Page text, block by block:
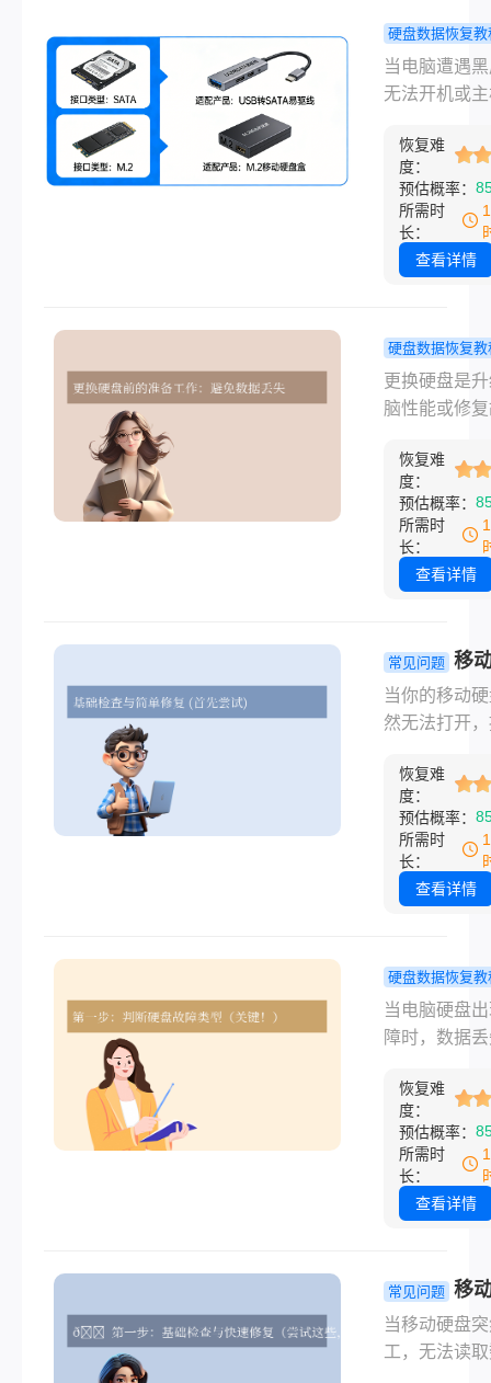
免二次损坏！
硬盘数据恢复教
脑坏了怎么
盘里的东西
有效的自救
法！
当电脑遭遇
无法开机或
的往往不是
身，而是硬
放的珍贵资
片或工作文
实，只要硬
据也是可以
取出来的。
脑坏了怎么
里的东西弄
呢？
恢复难
度：
预估概率：
所需时
长：
查看详情
硬盘数据恢复教
脑换硬盘如
复数据？4
更换硬盘是
脑性能或修
硬盘中的数
妥善处理可
丢失风险。
脑换硬盘如
数据呢？本
帮助您安全
找回重要文
恢复难
度：
预估概率：
所需时
长：
查看详情
常见问题 移
打不开如何
复？别慌！
法！
当你的移动
然无法打开
件或目录损坏
法访问”或干
反应时，确
着急。别担
通常是软件
移动硬盘打
何修复呢？
下顺序尝试
用方法。
恢复难
度：
预估概率：
所需时
长：
查看详情
硬盘数据恢复教
脑硬盘坏了
恢复数据？
（2025年
当电脑硬盘
障时，数据
无论是逻辑
（如文件系
误）还是物
（如硬盘无
别），及时
盘坏了怎么
据呢？以下
最新且实用
法，帮助你
恢复难
度：
预估概率：
所需时
长：
查看详情
常见问题 移
无法读取怎
复？这些方
当移动硬盘
工，无法读